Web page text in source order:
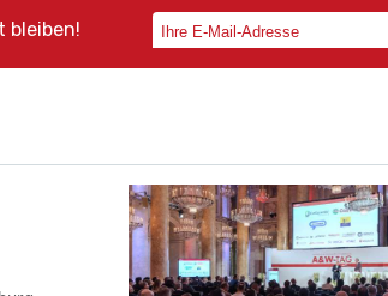
nicht sein. Als Sportline mit MHD-
Benziner zeigt dieser Škoda Octavia,
bleiben!